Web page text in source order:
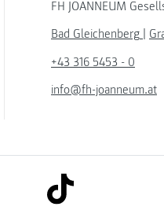
FH JOANNEUM
Bad Gleichenberg
+43 316 5453 - 0
info@fh-joanneum.at
link to tiktok